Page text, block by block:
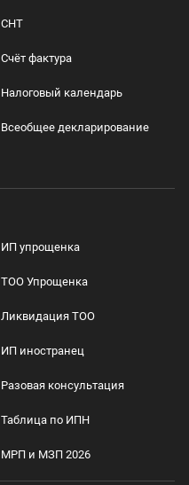
СНТ
Счёт фактура
Налоговый календарь
Всеобщее декларирование
ИП упрощенка
ТОО Упрощенка
Ликвидация ТОО
ИП иностранец
Разовая консультация
Таблица по ИПН
МРП и МЗП 2026